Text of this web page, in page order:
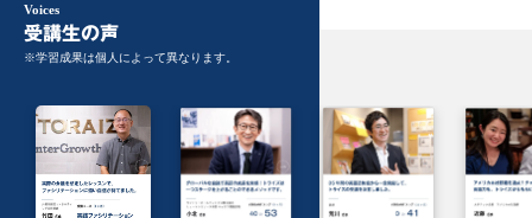
Voices
受講生の声
※学習成果は個人によって異なります。